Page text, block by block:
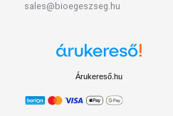
sales@bioegeszseg.hu
Árukereső.hu